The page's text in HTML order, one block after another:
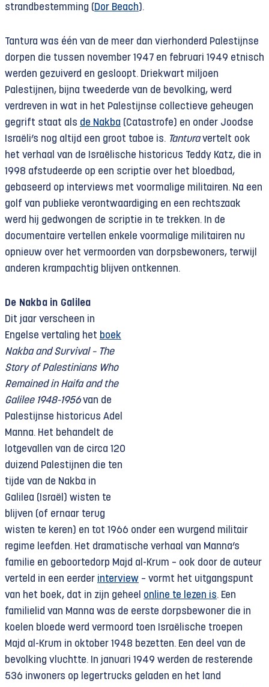
strandbestemming (Dor Beach).
Tantura was één van de meer dan vierhonderd Palestijnse
dorpen die tussen november 1947 en februari 1949 etnisch
werden gezuiverd en gesloopt. Driekwart miljoen
Palestijnen, bijna tweederde van de bevolking, werd
verdreven in wat in het Palestijnse collectieve geheugen
gegrift staat als de Nakba (Catastrofe) en onder Joodse
Israëli’s nog altijd een groot taboe is. Tanturavertelt ook
het verhaal van de Israëlische historicus Teddy Katz, die in
1998 afstudeerde op een scriptie over het bloedbad,
gebaseerd op interviews met voormalige militairen. Na een
golf van publieke verontwaardiging en een rechtszaak
werd hij gedwongen de scriptie in te trekken. In de
documentaire vertellen enkele voormalige militairen nu
opnieuw over het vermoorden van dorpsbewoners, terwijl
anderen krampachtig blijven ontkennen.
De Nakba in Galilea
Dit jaar verscheen in
Engelse vertaling het boek
Nakba and Survival – The
Story of Palestinians Who
Remained in Haifa and the
Galilee 1948-1956van de
Palestijnse historicus Adel
Manna. Het behandelt de
lotgevallen van de circa 120
duizend Palestijnen die ten
tijde van de Nakba in
Galilea (Israël) wisten te
blijven (of ernaar terug
wisten te keren) en tot 1966 onder een wurgend militair
regime leefden. Het dramatische verhaal van Manna’s
familie en geboortedorp Majd al-Krum – ook door de auteur
verteld in een eerder interview – vormt het uitgangspunt
van het boek, dat in zijn geheel online te lezen is. Een
familielid van Manna was de eerste dorpsbewoner die in
koelen bloede werd vermoord toen Israëlische troepen
Majd al-Krum in oktober 1948 bezetten. Een deel van de
bevolking vluchtte. In januari 1949 werden de resterende
536 inwoners op legertrucks geladen en het land